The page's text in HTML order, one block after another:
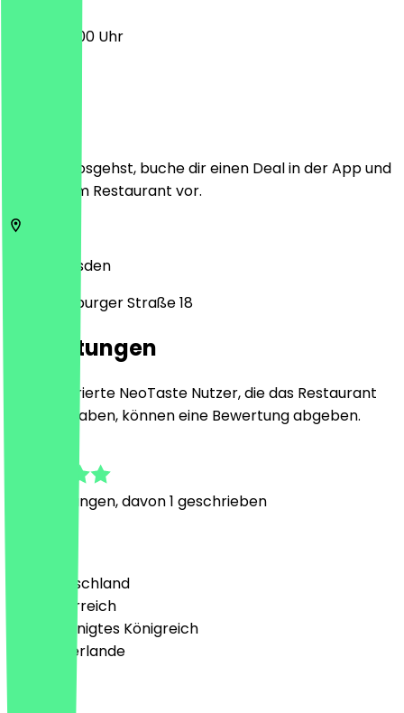
10:00 - 20:00 Uhr
Bevor du losgehst, buche dir einen Deal in der App und
zeige ihn im Restaurant vor.
Dresden
St. Petersburger Straße 18
Bewertungen
Nur registrierte NeoTaste Nutzer, die das Restaurant
besucht haben, können eine Bewertung abgeben.
Bewertungen, davon 1 geschrieben
🇩🇪 Deutschland
🇦🇹 Österreich
🇬🇧 Vereinigtes Königreich
🇳🇱 Niederlande